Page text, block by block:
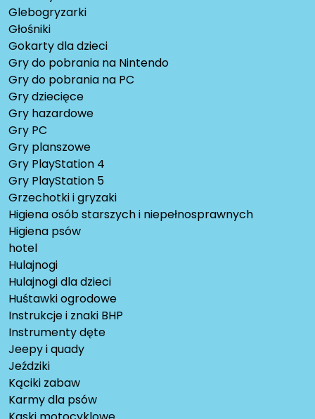
Glebogryzarki
Głośniki
Gokarty dla dzieci
Gry do pobrania na Nintendo
Gry do pobrania na PC
Gry dziecięce
Gry hazardowe
Gry PC
Gry planszowe
Gry PlayStation 4
Gry PlayStation 5
Grzechotki i gryzaki
Higiena osób starszych i niepełnosprawnych
Higiena psów
hotel
Hulajnogi
Hulajnogi dla dzieci
Huśtawki ogrodowe
Instrukcje i znaki BHP
Instrumenty dęte
Jeepy i quady
Jeździki
Kąciki zabaw
Karmy dla psów